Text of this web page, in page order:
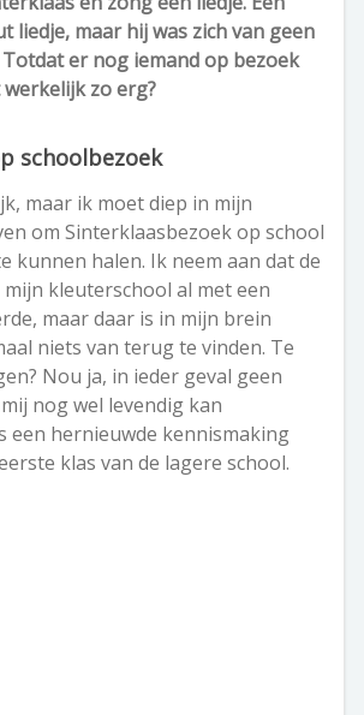
liedje, maar hij was zich van geen
er nog iemand op bezoek
werkelijk zo erg?
schoolbezoek
maar ik moet diep in mijn
om Sinterklaasbezoek op school
kunnen halen. Ik neem aan dat de
kleuterschool al met een
maar daar is in mijn brein
niets van terug te vinden. Te
Nou ja, in ieder geval geen
nog wel levendig kan
een hernieuwde kennismaking
klas van de lagere school.